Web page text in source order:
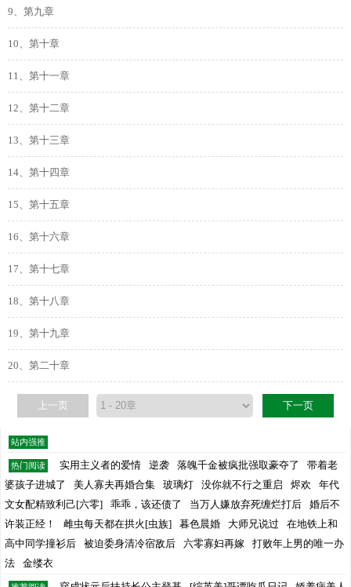
9、第九章
10、第十章
11、第十一章
12、第十二章
13、第十三章
14、第十四章
15、第十五章
16、第十六章
17、第十七章
18、第十八章
19、第十九章
20、第二十章
上一页 下一页
站内强推
热门阅读 实用主义者的爱情 逆袭 落魄千金被疯批强取豪夺了
带着老
婆孩子进城了
美人寡夫再婚合集 玻璃灯 没你就不行之重启 烬欢
年代
文女配精致利己[六零]
乖乖，该还债了 当万人嫌放弃死缠烂打后
婚后不
许装正经！
雌虫每天都在拱火[虫族] 暮色晨婚 大师兄说过
在地铁上和
高中同学撞衫后
被迫委身清冷宿敌后 六零寡妇再嫁
打败年上男的唯一办
法
金缕衣